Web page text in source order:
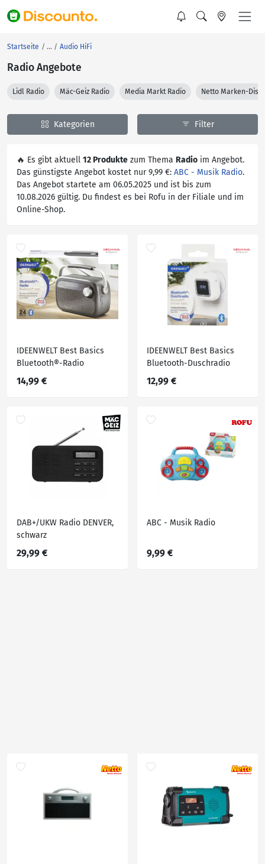
Startseite Audio HiFi
Radio Angebote
Lidl Radio Mäc-Geiz Radio Media Markt Radio Netto Marken-
Kategorien Filter
🔥 Es gibt aktuell 12 Produkte zum Thema Radio im Angebot.
Das günstigste Angebot kostet nur 9,99 €: ABC - Musik Radio.
Das Angebot startete am 06.05.2025 und ist bis zum
10.08.2026 gültig. Du findest es bei Rofu in der Filiale und im
Online-Shop.
IDEENWELT Best Basics
Bluetooth®-Radio
14,99 €
IDEENWELT Best Basics
Bluetooth-Duschradio
12,99 €
DAB+/UKW Radio DENVER,
schwarz
29,99 €
ABC - Musik Radio
9,99 €